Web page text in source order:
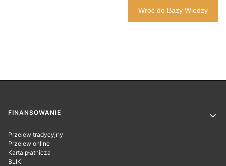
Wróć do Bazy Wiedzy
Linki w stopce
FINANSOWANIE
Przelew tradycyjny
Przelew online
Karta płatnicza
BLIK